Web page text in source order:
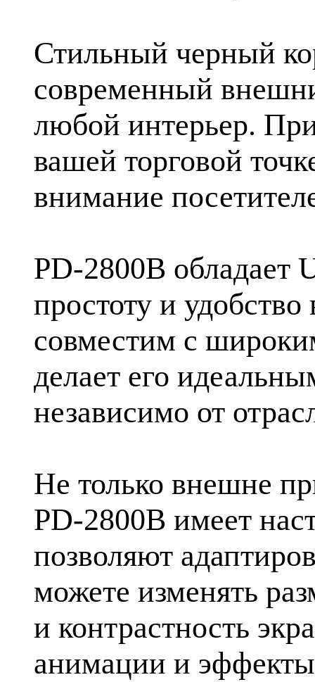
Стильный черный
современный
любой интерьер.
вашей торговой
внимание
PD-2800B обладает
простоту и
совместим с
делает его
независимо от
Не только внешне
PD-2800B имеет
позволяют
можете изменять
и контрастность
анимации и